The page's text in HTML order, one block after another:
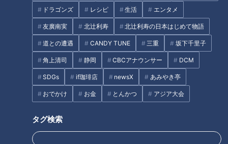
ドラゴンズ レシピ 生活 エンタメ
友廣南実 北辻利寿 北辻利寿の日本はじめて物語
道との遭遇 CANDY TUNE 三重 坂下千里子
角上清司 静岡 CBCアナウンサー DCM
SDGs if珈琲店 newsX あみやき亭
おでかけ お金 とんかつ アジア大会
タグ検索
しかし、シーズンが始まると外野の新たな顔として岡林勇希選
手が台頭、開幕１か月後にショートのレギュラーだった京田陽
太選手の調子が上向かないと、根尾選手は外野から内野のショ
ートへ再コンバートとなった。
ポジション変更はそれだけに留まらなかった。５月２１日のマ
ツダスタジアムでは８回にリリーフとしてマウンドに上がっ
とされた。根尾選手は同一シーズンで、外野手、内野手、そし
て投手と、３つのポジションに就いたのだった。昨今のプロ野